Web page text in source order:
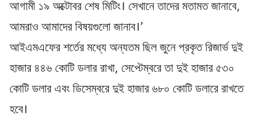
আগামী ১৯ অক্টোবর শেষ মিটিং। সেখানে তাদের মতামত জানাবে,
আমরাও আমাদের বিষয়গুলো জানাব।’
আইএমএফের শর্তের মধ্যে অন্যতম ছিল জুনে প্রকৃত রিজার্ভ দুই
হাজার ৪৪৬ কোটি ডলার রাখা, সেপ্টেম্বরে তা দুই হাজার ৫৩০
কোটি ডলার এবং ডিসেম্বরে দুই হাজার ৬৮০ কোটি ডলারে রাখতে
হবে।